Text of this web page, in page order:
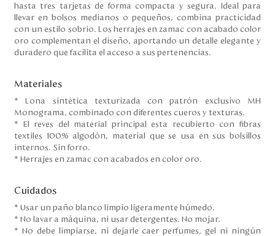
Colombia
Costa Rica
USA
Venezuela
hasta tres tarjetas de forma compacta y segura. Ideal para
llevar en bolsos medianos o pequeños, combina practicidad
con un estilo sobrio. Los herrajes en zamac con acabado color
oro complementan el diseño, aportando un detalle elegante y
duradero que facilita el acceso a sus pertenencias.
Materiales
* Lona sintética texturizada con patrón exclusivo MH
Monograma, combinado con diferentes cueros y texturas.
* El reves del material principal esta recubierto con fibras
textiles 100% algodón, material que se usa en sus bolsillos
internos. Sin forro.
* Herrajes en zamac con acabados en color oro.
Cuidados
* Usar un paño blanco limpio ligeramente húmedo.
* No lavar a máquina, ni usar detergentes. No mojar.
* No debe limpiarse, ni dejarle caer perfumes, gel ni ningún